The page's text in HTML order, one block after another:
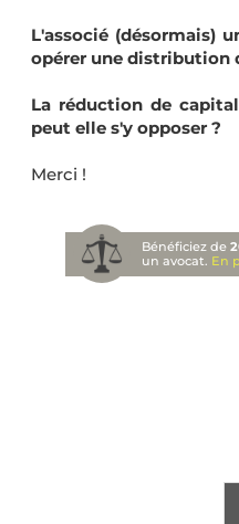
L'associé (désormais)
opérer une distribution
La réduction de
peut elle s'y opposer ?
Merci !
Bénéficiez de
un avocat. En